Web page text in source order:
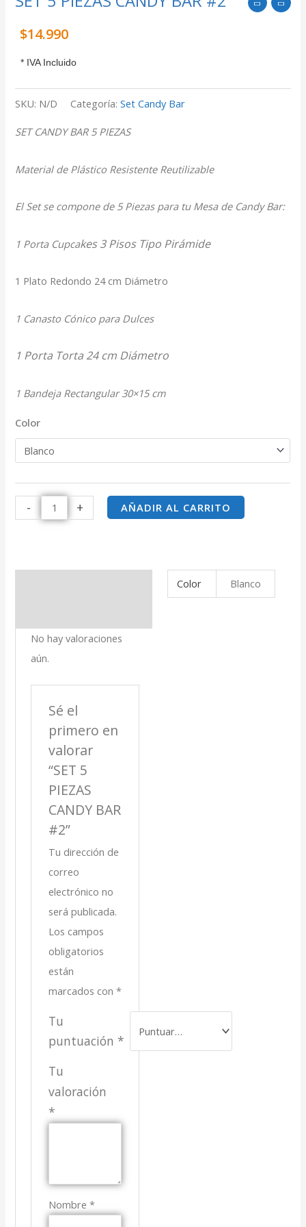
$14.990
* IVA Incluido
SKU: N/D Categoría:Set Candy Bar
SET CANDY BAR 5 PIEZAS
Material de Plástico Resistente Reutilizable
El Set se compone de 5 Piezas para tu Mesa de Candy Bar:
1 Porta Cupcakes 3 Pisos Tipo Pirámide
1 Plato Redondo 24 cm Diámetro
1 Canasto Cónico para Dulces
1 Porta Torta 24 cm Diámetro
1 Bandeja Rectangular 30×15 cm
Color
- + AÑADIR AL CARRITO
Color Blanco
No hay valoraciones
aún.
Sé el
primero en
valorar
“SET 5
PIEZAS
CANDY BAR
#2”
Tu dirección de
correo
electrónico no
será publicada.
Los campos
obligatorios
están
marcados con *
Tu
puntuación *
Tu
valoración
*
Nombre *